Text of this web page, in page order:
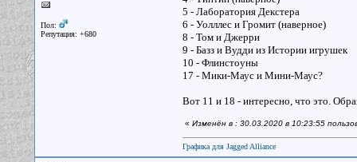
Пол:
Репутация: +680
5 - Лаборатория Декстера
6 - Уолллес и Громит (наверное)
8 - Том и Джерри
9 - Базз и Вудди из Истории игрушек
10 - Флинстоуны
17 - Мики-Маус и Мини-Маус?
Вот 11 и 18 - интересно, что это.
« Изменён в : 30.03.2020 в 10:23:55
Графика для Jagged Alliance